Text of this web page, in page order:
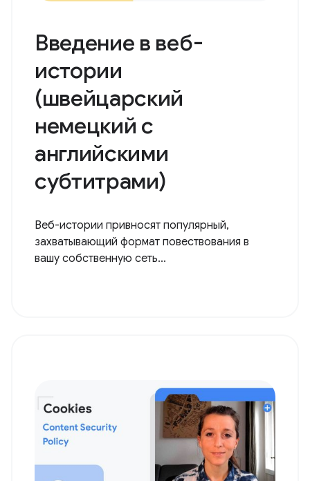
Введение в веб-
истории
(швейцарский
немецкий с
английскими
субтитрами)
Веб-истории привносят популярный,
захватывающий формат повествования в
вашу собственную сеть...